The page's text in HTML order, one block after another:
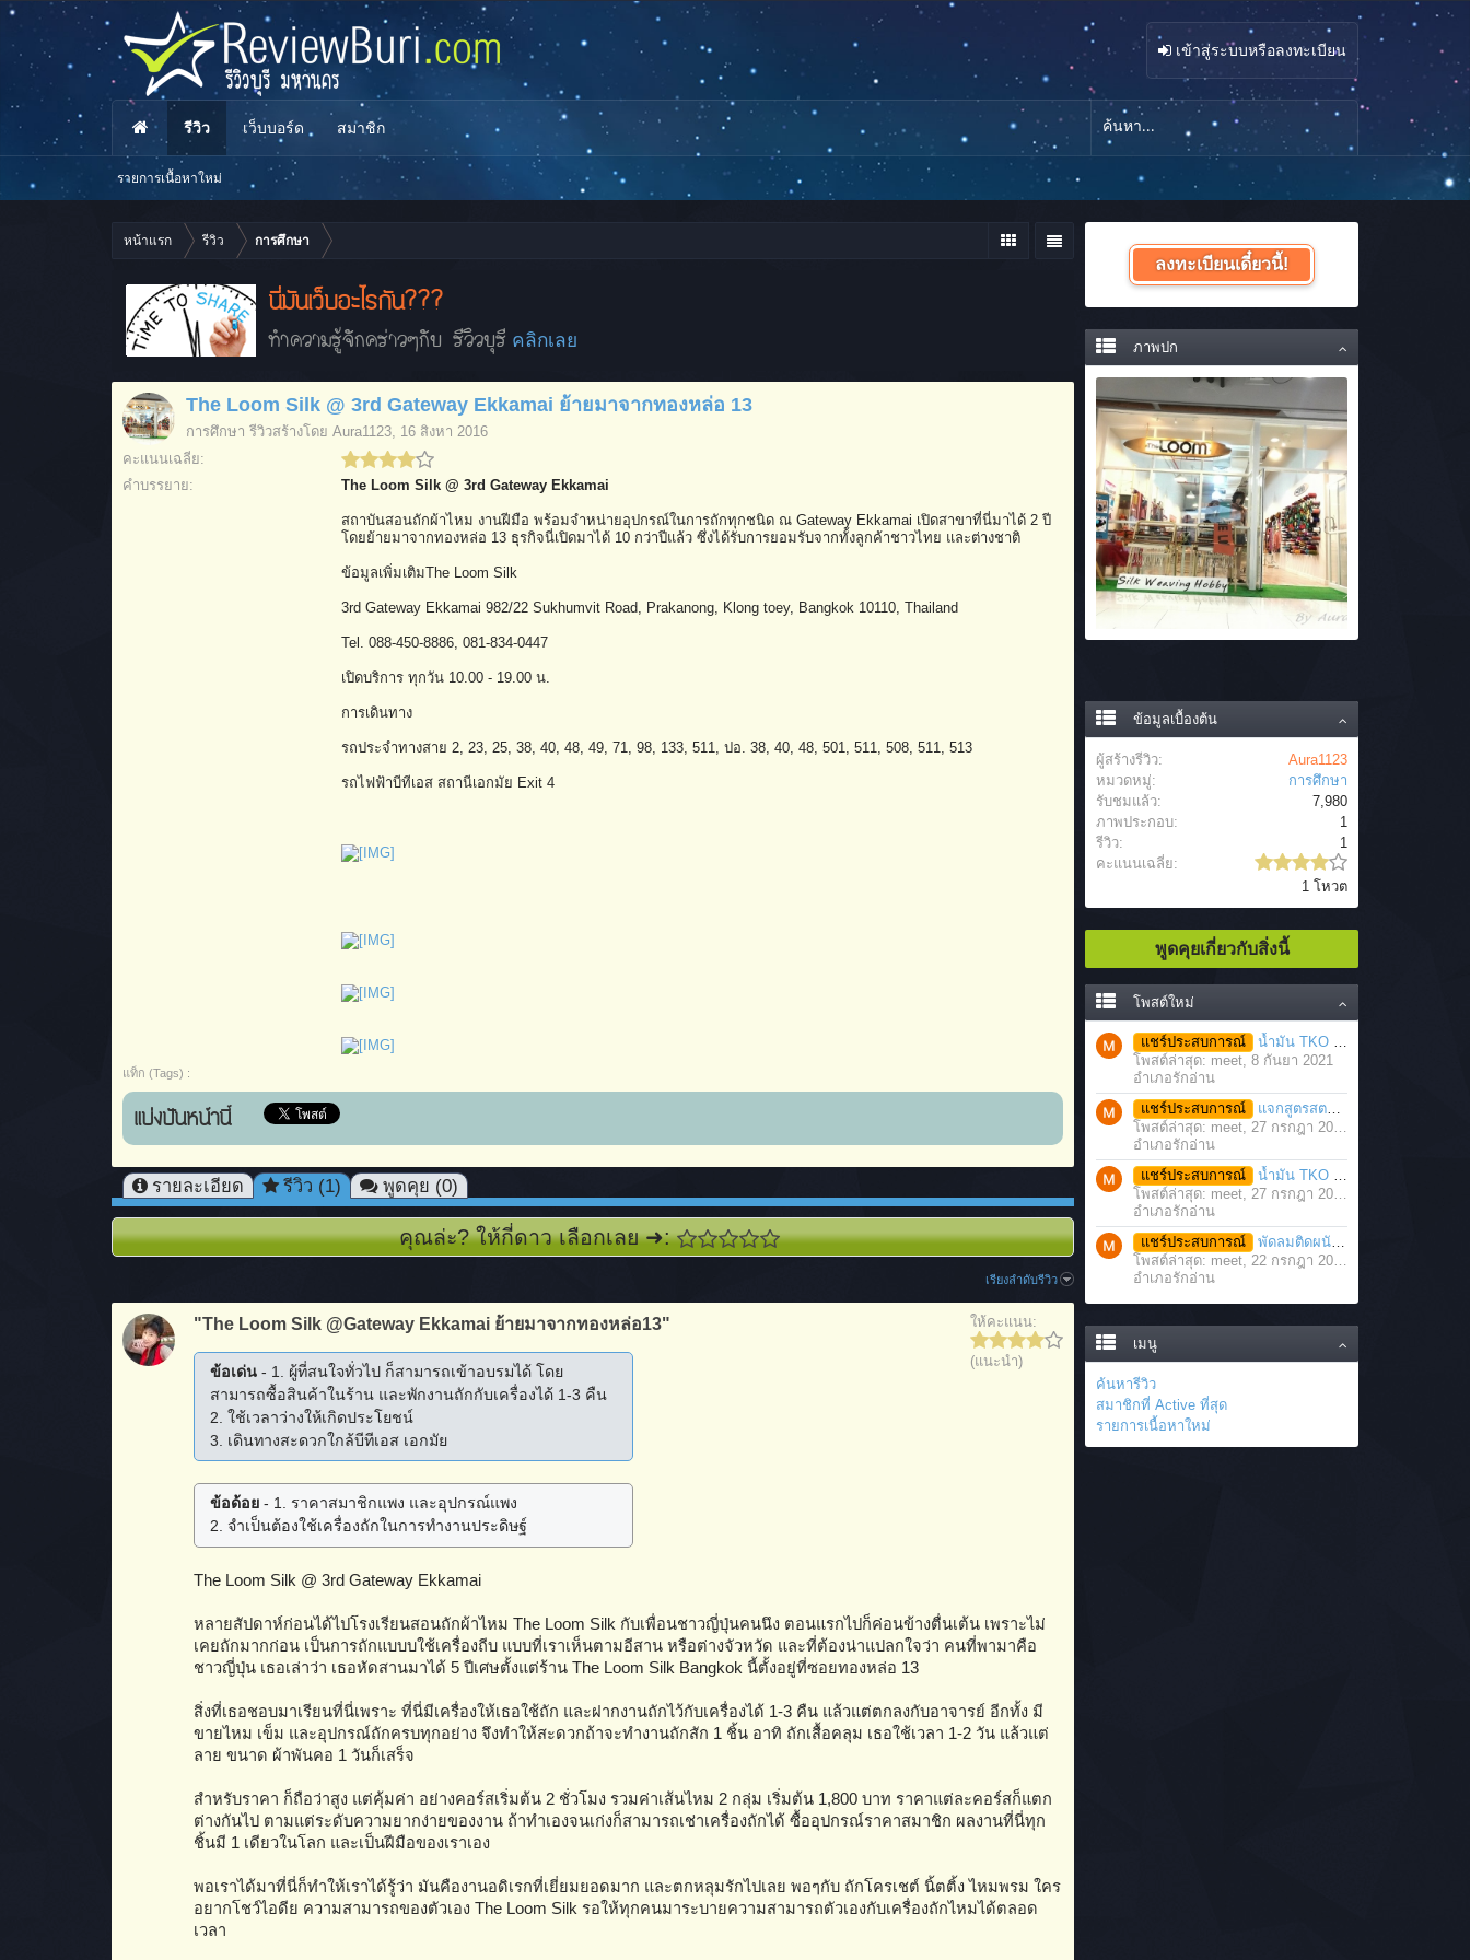
หน้าแรก รีวิว การศึกษา
นี่มันเว็บอะไรกัน???
ทำความรู้จักคร่าวๆกับ รีวิวบุรี คลิกเลย
The Loom Silk @ 3rd Gateway Ekkamai ย้ายมาจากทองหล่อ 13
การศึกษา รีวิวสร้างโดย Aura1123, 16 สิงหา 2016
คะแนนเฉลี่ย:
คำบรรยาย:
The Loom Silk @ 3rd Gateway Ekkamai
สถาบันสอนถักผ้าไหม งานฝีมือ พร้อมจำหน่ายอุปกรณ์ในการถักทุกชนิด ณ Gateway Ekkamai เปิดสาขาที่นี่มาได้ 2 ปี
โดยย้ายมาจากทองหล่อ 13 ธุรกิจนี่เปิดมาได้ 10 กว่าปีแล้ว ซึ่งได้รับการยอมรับจากทั้งลูกค้าชาวไทย และต่างชาติ
ข้อมูลเพิ่มเติมThe Loom Silk
3rd Gateway Ekkamai 982/22 Sukhumvit Road, Prakanong, Klong toey, Bangkok 10110, Thailand
Tel. 088-450-8886, 081-834-0447
เปิดบริการ ทุกวัน 10.00 - 19.00 น.
การเดินทาง
รถประจำทางสาย 2, 23, 25, 38, 40, 48, 49, 71, 98, 133, 511, ปอ. 38, 40, 48, 501, 511, 508, 511, 513
รถไฟฟ้าบีทีเอส สถานีเอกมัย Exit 4
แท็ก (Tags) :
แบ่งปันหน้านี้
รายละเอียด รีวิว (1) พูดคุย (0)
คุณล่ะ? ให้กี่ดาว เลือกเลย ➜:
เรียงลำดับรีวิว
ให้คะแนน:
(แนะนำ)
"The Loom Silk @Gateway Ekkamai ย้ายมาจากทองหล่อ13"
ข้อเด่น - 1. ผู้ที่สนใจทั่วไป ก็สามารถเข้าอบรมได้ โดย
สามารถซื้อสินค้าในร้าน และพักงานถักกับเครื่องได้ 1-3 คืน
2. ใช้เวลาว่างให้เกิดประโยชน์
3. เดินทางสะดวกใกล้บีทีเอส เอกมัย
ข้อด้อย - 1. ราคาสมาชิกแพง และอุปกรณ์แพง
2. จำเป็นต้องใช้เครื่องถักในการทำงานประดิษฐ์
The Loom Silk @ 3rd Gateway Ekkamai
หลายสัปดาห์ก่อนได้ไปโรงเรียนสอนถักผ้าไหม The Loom Silk กับเพื่อนชาวญี่ปุ่นคนนึง ตอนแรกไปก็ค่อนข้างตื่นเต้น เพราะไม่
เคยถักมากก่อน เป็นการถักแบบบใช้เครื่องถีบ แบบที่เราเห็นตามอีสาน หรือต่างจัวหวัด และที่ต้องน่าแปลกใจว่า คนที่พามาคือ
ชาวญี่ปุ่น เธอเล่าว่า เธอหัดสานมาได้ 5 ปีเศษตั้งแต่ร้าน The Loom Silk Bangkok นี้ตั้งอยู่ที่ซอยทองหล่อ 13
สิ่งที่เธอชอบมาเรียนที่นี่เพราะ ที่นี่มีเครื่องให้เธอใช้ถัก และฝากงานถักไว้กับเครื่องได้ 1-3 คืน แล้วแต่ตกลงกับอาจารย์ อีกทั้ง มี
ขายไหม เข็ม และอุปกรณ์ถักครบทุกอย่าง จึงทำให้สะดวกถ้าจะทำงานถักสัก 1 ชิ้น อาทิ ถักเสื้อคลุม เธอใช้เวลา 1-2 วัน แล้วแต่
ลาย ขนาด ผ้าพันคอ 1 วันก็เสร็จ
สำหรับราคา ก็ถือว่าสูง แต่คุ้มค่า อย่างคอร์สเริ่มต้น 2 ชั่วโมง รวมค่าเส้นไหม 2 กลุ่ม เริ่มต้น 1,800 บาท ราคาแต่ละคอร์สก็แตก
ต่างกันไป ตามแต่ระดับความยากง่ายของงาน ถ้าทำเองจนเก่งก็สามารถเช่าเครื่องถักได้ ซื้ออุปกรณ์ราคาสมาชิก ผลงานที่นี่ทุก
ชิ้นมี 1 เดียวในโลก และเป็นฝีมือของเราเอง
พอเราได้มาที่นี่ก็ทำให้เราได้รู้ว่า มันคืองานอดิเรกที่เยี่ยมยอดมาก และตกหลุมรักไปเลย พอๆกับ ถักโครเชต์ นิ้ตติ้ง ไหมพรม ใคร
อยากโชว์ไอดีย ความสามารถของตัวเอง The Loom Silk รอให้ทุกคนมาระบายความสามารถตัวเองกับเครื่องถักไหมได้ตลอด
เวลา
ลงทะเบียนเดี๋ยวนี้!
ภาพปก
ข้อมูลเบื้องต้น
ผู้สร้างรีวิว:
Aura1123
หมวดหมู่:
การศึกษา
รับชมแล้ว:
7,980
ภาพประกอบ:
1
รีวิว:
1
คะแนนเฉลี่ย:
1 โหวต
พูดคุยเกี่ยวกับสิ่งนี้
โพสต์ใหม่
แชร์ประสบการณ์
น้ำมัน TKO นวดคลายเส้นคลายกล้ามเนื้อ จากภาวะตึงหรือเคล็ด บาดเจ็บ ได้อย่างฉับพลัน
โพสต์ล่าสุด: meet, 8 กันยา 2021
อำเภอรักอ่าน
แชร์ประสบการณ์
แจกสูตรสตรอว์เบอร์รี่โยเกิร์ตสมูทตี้ ทำง่าย อร่อย แค่มีเครื่องปั่นน้ำผลไม้
โพสต์ล่าสุด: meet, 27 กรกฎา 2021
อำเภอรักอ่าน
แชร์ประสบการณ์
น้ำมัน TKO คลายเส้น คลายกล้ามเนื้อ บรรเทาอาการบาดเจ็บโดยฉับพลัน
โพสต์ล่าสุด: meet, 27 กรกฎา 2021
อำเภอรักอ่าน
แชร์ประสบการณ์
พัดลมติดผนัง มอเตอร์ประสิทธิภาพสูง ติดตั้งง่าย ประหยัดพื้นที่
โพสต์ล่าสุด: meet, 22 กรกฎา 2021
อำเภอรักอ่าน
เมนู
ค้นหารีวิว
สมาชิกที่ Active ที่สุด
รายการเนื้อหาใหม่
เข้าสู่ระบบหรือลงทะเบียน
รีวิว
รายการเนื้อหาใหม่
เว็บบอร์ด สมาชิก